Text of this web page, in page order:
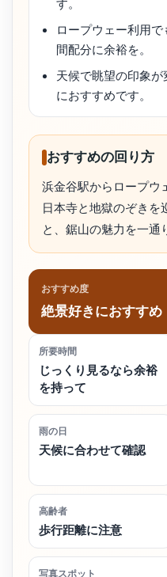
す。
ロープウェー利用
間配分に余裕を。
天候で眺望の印象
におすすめです。
おすすめの回り方
浜金谷駅からロープウ
日本寺と地獄のぞきを
と、鋸山の魅力を一通
おすすめ度
絶景好きにおすすめ
所要時間
じっくり見るなら余裕
を持って
雨の日
天候に合わせて確認
高齢者
歩行距離に注意
写真スポット